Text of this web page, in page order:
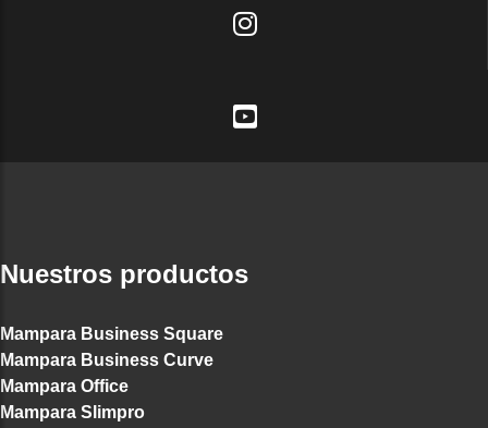
Nuestros productos
Mampara Business Square
Mampara Business Curve
Mampara Office
Mampara Slimpro